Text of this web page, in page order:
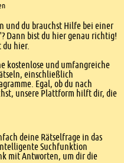
und du brauchst Hilfe bei einer
Dann bist du hier genau richtig!
du hier.
kostenlose und umfangreiche
einschließlich
Egal, ob du nach
unsere Plattform hilft dir, die
deine Rätselfrage in das
Suchfunktion
mit Antworten, um dir die